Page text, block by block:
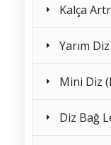
Kalça
Yarım
Mini Diz
Diz Bağ